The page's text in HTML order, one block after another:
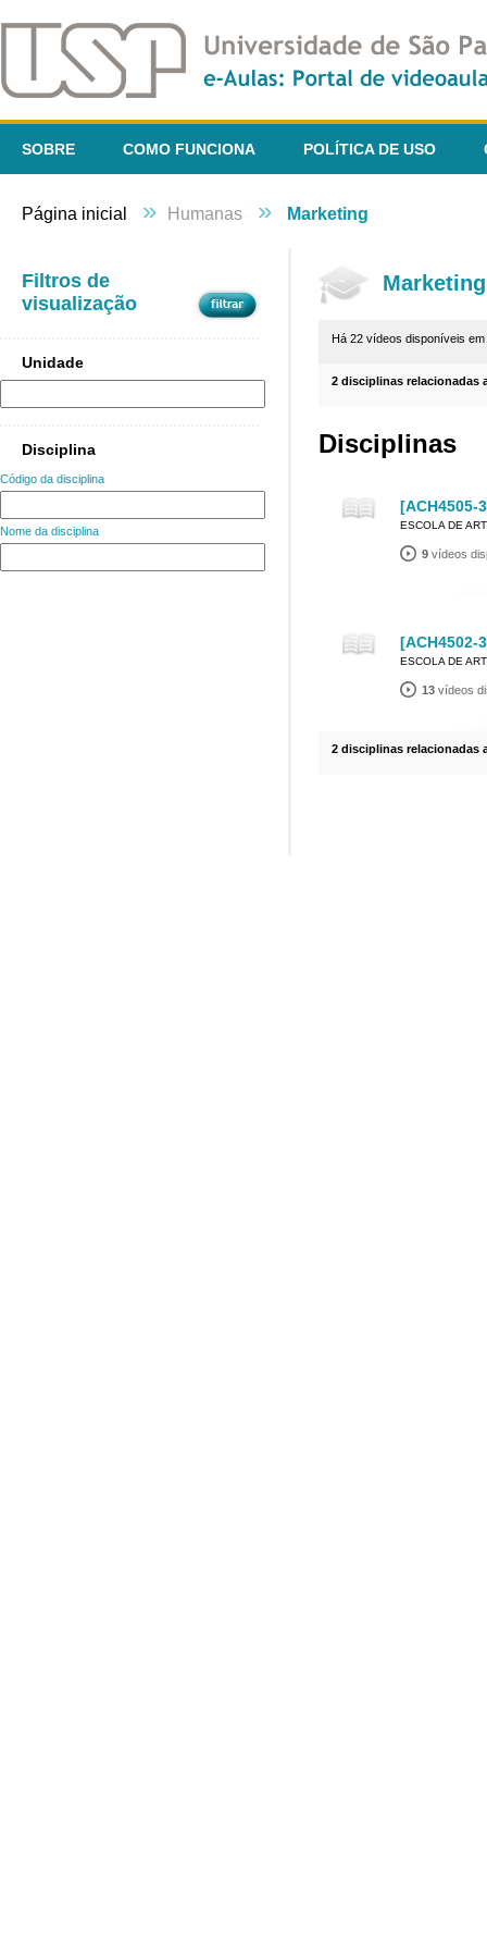
SOBRE COMO FUNCIONA POLÍTICA DE USO
Página inicial » Humanas » Marketing
Filtros de
visualização
Unidade
Disciplina
Código da disciplina
Nome da disciplina
Marketing
Há 22 vídeos disponíveis em
2 disciplinas relacionadas
Disciplinas
[ACH4505-
ESCOLA DE
9 vídeos
[ACH4502-
ESCOLA DE
13 vídeos
2 disciplinas relacionadas